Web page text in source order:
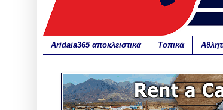
Aridaia365 αποκλειστικά Τοπικά